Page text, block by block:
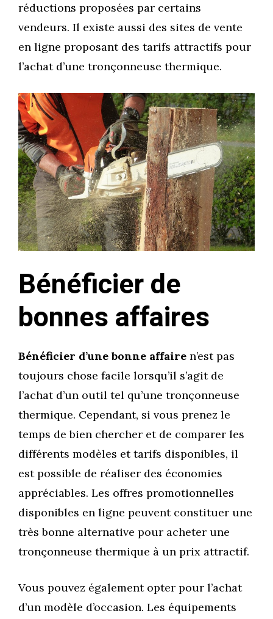
réductions proposées par certains
vendeurs. Il existe aussi des sites de vente
en ligne proposant des tarifs attractifs pour
l’achat d’une tronçonneuse thermique.
Bénéficier de
bonnes affaires
Bénéficier d’une bonne affaire n’est pas
toujours chose facile lorsqu’il s’agit de
l’achat d’un outil tel qu’une tronçonneuse
thermique. Cependant, si vous prenez le
temps de bien chercher et de comparer les
différents modèles et tarifs disponibles, il
est possible de réaliser des économies
appréciables. Les offres promotionnelles
disponibles en ligne peuvent constituer une
très bonne alternative pour acheter une
tronçonneuse thermique à un prix attractif.
Vous pouvez également opter pour l’achat
d’un modèle d’occasion. Les équipements